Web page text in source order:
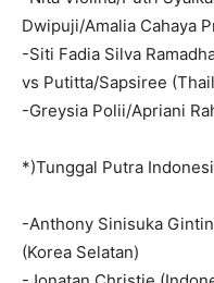
Dwipuji/Amalia Cahaya
-Siti Fadia Silva
vs Putitta/Sapsiree
-Greysia Polii/Apriani
*)Tunggal Putra
-Anthony Sinisuka
(Korea Selatan)